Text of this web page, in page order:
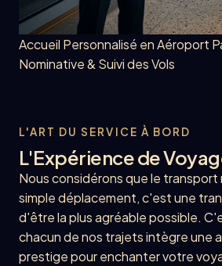
Accueil Personnalisé en Aéroport
Nominative & Suivi des Vols
L'ART DU SERVICE À BORD
L'Expérience de
Nous considérons que le
simple déplacement, c'est une
d'être la plus agréable possible.
chacun de nos trajets intègre une
prestige pour enchanter votre